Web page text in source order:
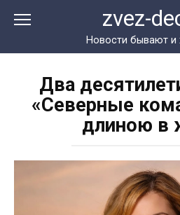
zvez-
Новости бывают и
Два
«Северные
длиною в